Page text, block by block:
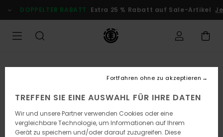
zur
Produktinformation
DOPPELTER RABATT Extra 25 % Rabatt auf Sale-Artikel
TREFFEN SIE EINE AUSWAHL FÜR IHRE DATEN
Wir und unsere Partner verwenden Cookies oder eine
vergleichbare Technologie, um Informationen auf Ihrem
Gerät zu speichern und/oder darauf zuzugreifen. Diese
Fortfahren ohne zu akzeptieren